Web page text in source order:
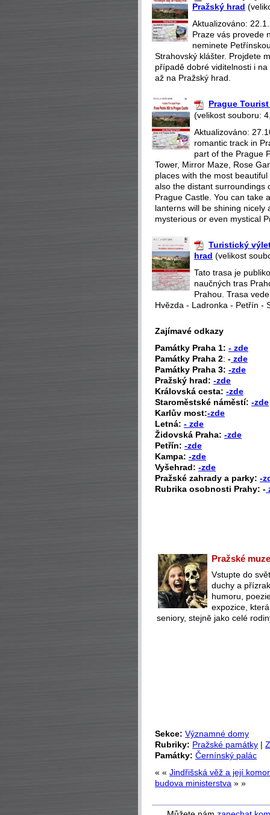
Pražský hrad
Aktualizováno:
Praze vás provede
neminete
Strahovský klášter. Projdete
případě dobré viditelnosti i
až na Pražský hrad.
Prague
(velikost souboru:
Aktualizováno:
romantic track in
part of the Prague
Tower, Mirror Maze, Rose
places with the most
also the distant surroundings
Prague Castle. You can take
lanterns will be shining
mysterious or even mystical
Turistický
hrad (velikost
Tato trasa je
naučných tras
Prahou. Trasa
Hvězda - Ladronka - Petřín -
Zajímavé odkazy
Památky Praha 1: - zde
Památky Praha 2: - zde
Památky Praha 3: -zde
Pražský hrad: -zde
Královská cesta: -zde
Staroměstské náměstí: -zde
Karlův most:-zde
Letná: - zde
Židovská Praha: -zde
Petřín: -zde
Kampa: -zde
Vyšehrad: -zde
Pražské zahrady a parky: -
Rubrika osobnosti Prahy: -
Pražské
Vstupte do
duchy a
humoru,
expozice,
seniory, stejně jako celé
Sekce: Významné domy
Rubriky: Pražské památky |
Památky: Černínský palác
« « Jindřišská věž a její
budova ministerstva » »